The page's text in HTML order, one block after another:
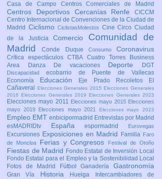
Casa de Campo Centros Comerciales de Madrid
Centros Deportivos Cercanías Renfe CICCM
Centro Internacional de Convenciones de la Ciudad de
Madrid CiclismoCiclistasMolestos CineCircoCiudad
de la JusticiaComercio Comunidad de
MadridConde Duque Consumo Coronavirus
Crítica espectáculosCTBA Cuatro Torres Business
Area
Danza De vacaciones Deporte DGT
Discapacidad ecobarrio de Puente de Vallecas
Economía Educación Eje Prado Recoletos
El
Cañaveral
Elecciones Generales 2015 Elecciones Generales
2016 Elecciones Generales 2019 Elecciones Generales 2023
Elecciones mayo 2011 Elecciones mayo 2015 Elecciones
mayo 2019
Elecciones mayo 2021 Elecciones mayo 2023
Empleo EMT enbicipormadrid Entrevistas por Madrid
esMADRIDtv Españaespormadrid Eurovegas
Excursiones Exposiciones en Madrid Familia Faro
de Moncloa
Ferias y Congresos Festival de Otoño
Fiestas de Madrid Fondo Estatal de Inversión Local
Fondo Estatal para el Empleo y la Sostenibilidad Local
Fotos de Madrid
FútbolGanaderíaGastronomía
Gran Vía Historia Huelga
Intercambiadores de